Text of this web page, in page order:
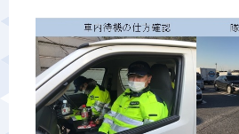
お問い合わせ